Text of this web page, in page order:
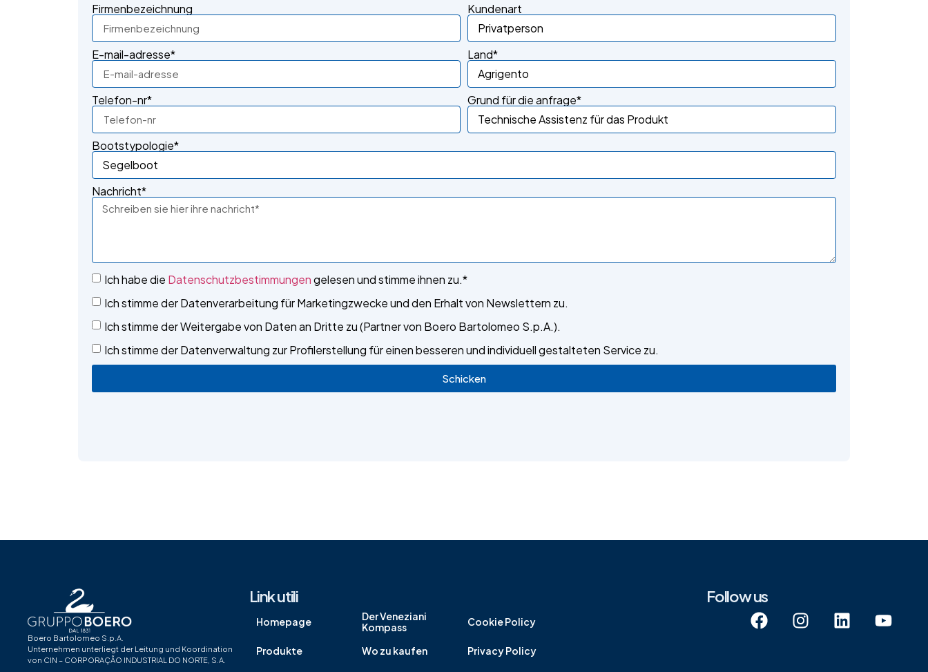
Firmenbezeichnung Kundenart
E-mail-adresse* Land*
Telefon-nr* Grund für die anfrage*
Bootstypologie*
Nachricht*
Ich habe die Datenschutzbestimmungengelesen und stimme ihnen zu.*
Ich stimme der Datenverarbeitung für Marketingzwecke und den Erhalt von Newslettern zu.
Ich stimme der Weitergabe von Daten an Dritte zu (Partner von Boero Bartolomeo S.p.A.).
Ich stimme der Datenverwaltung zur Profilerstellung für einen besseren und individuell gestalteten Service zu.
Schicken
Boero Bartolomeo S.p.A.
Unternehmen unterliegt der Leitung und Koordination
von CIN – CORPORAÇÃO INDUSTRIAL DO NORTE, S.A.
Link utili
Homepage
Produkte
Der Veneziani
Kompass
Wo zu kaufen
Cookie Policy
Privacy Policy
Follow us